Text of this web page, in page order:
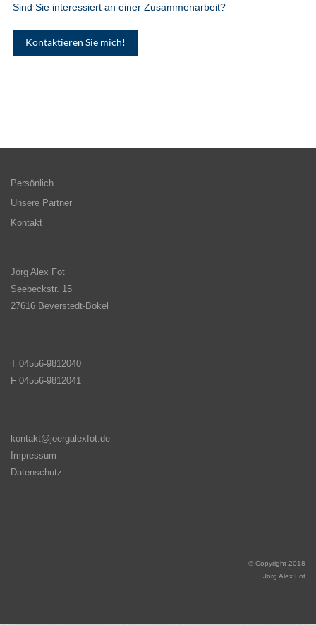
Sind Sie interessiert an einer Zusammenarbeit?
Kontaktieren Sie mich!
Persönlich
Unsere Partner
Kontakt
Jörg Alex Fot
Seebeckstr. 15
27616 Beverstedt-Bokel
T 04556-9812040
F 04556-9812041
kontakt@joergalexfot.de
Impressum
Datenschutz
© Copyright 2018
Jörg Alex Fot